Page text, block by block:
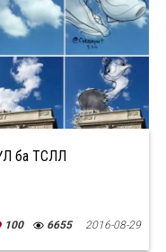
ба ТӨСӨӨЛӨЛ
100 6655 2016-08-29